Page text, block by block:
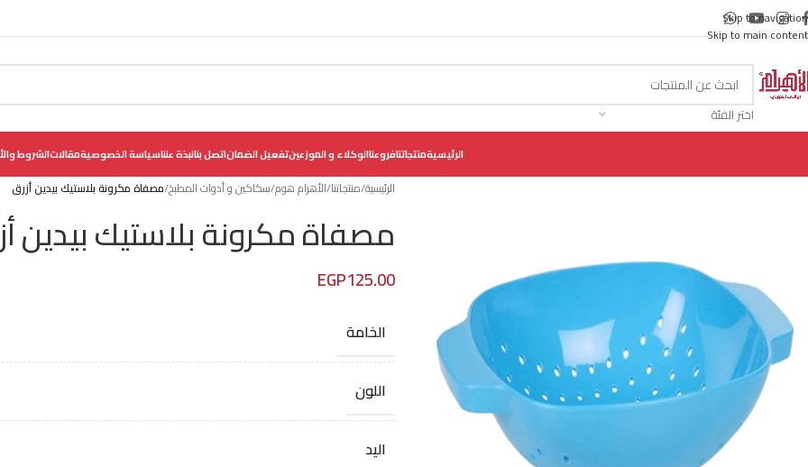
Skip to navigation
Skip to main content
اختر الفئة
الرئيسيةمنتجاتنافروعناالوكلاء و الموزعينتفعيل الضماناتصل بنانبذة عنناسياسة الخصوصيةمقالاتالشروط
الرئيسية/منتجاتنا/الأهرام هوم/سكاكين و أدوات المطبخ/مصفاة مكرونة بلاستيك بيدين أزرق
مصفاة مكرونة بلاستيك بيدين
EGP125.00
الخامة
اللون
اليد